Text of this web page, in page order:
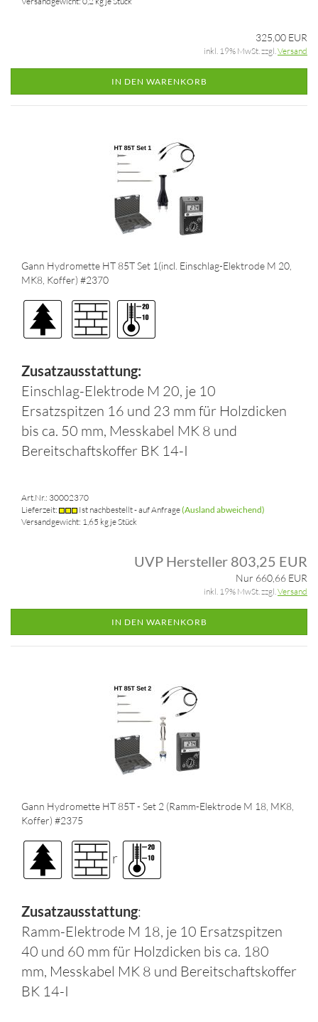
325,00 EUR
inkl. 19% MwSt. zzgl. Versand
IN DEN WARENKORB
Gann Hydromette HT 85T Set 1(incl. Einschlag-Elektrode M 20,
MK8, Koffer) #2370
Zusatzausstattung:
Einschlag-Elektrode M 20, je 10
Ersatzspitzen 16 und 23 mm für Holzdicken
bis ca. 50 mm, Messkabel MK 8 und
Bereitschaftskoffer BK 14-I
Art.Nr.: 30002370
Lieferzeit:
Ist nachbestellt - auf Anfrage(Ausland abweichend)
Versandgewicht: 1,65 kg je Stück
UVP Hersteller 803,25 EUR
Nur 660,66 EUR
inkl. 19% MwSt. zzgl. Versand
IN DEN WARENKORB
Gann Hydromette HT 85T - Set 2 (Ramm-Elektrode M 18, MK8,
Koffer) #2375
r
Zusatzausstattung:
Ramm-Elektrode M 18, je 10 Ersatzspitzen
40 und 60 mm für Holzdicken bis ca. 180
mm, Messkabel MK 8 und Bereitschaftskoffer
BK 14-I